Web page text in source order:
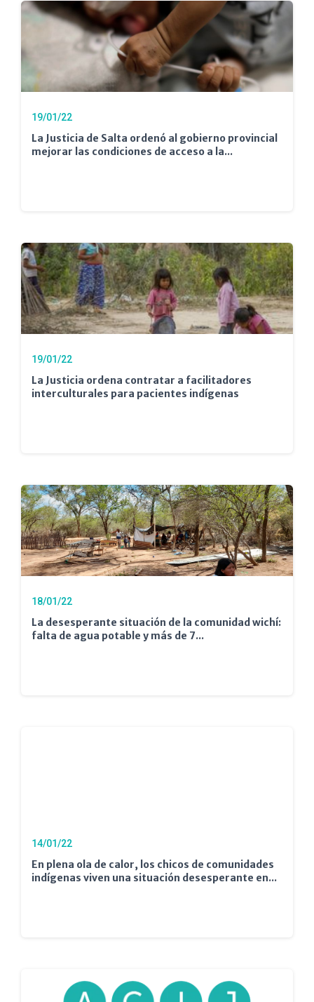
19/01/22
La Justicia de Salta ordenó al gobierno provincial
mejorar las condiciones de acceso a la...
19/01/22
La Justicia ordena contratar a facilitadores
interculturales para pacientes indígenas
18/01/22
La desesperante situación de la comunidad wichí:
falta de agua potable y más de 7...
14/01/22
En plena ola de calor, los chicos de comunidades
indígenas viven una situación desesperante en...